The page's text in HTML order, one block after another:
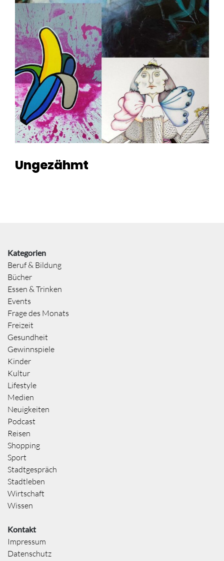
Ungezähmt
Kategorien
Beruf & Bildung
Bücher
Essen & Trinken
Events
Frage des Monats
Freizeit
Gesundheit
Gewinnspiele
Kinder
Kultur
Lifestyle
Medien
Neuigkeiten
Podcast
Reisen
Shopping
Sport
Stadtgespräch
Stadtleben
Wirtschaft
Wissen
Kontakt
Impressum
Datenschutz